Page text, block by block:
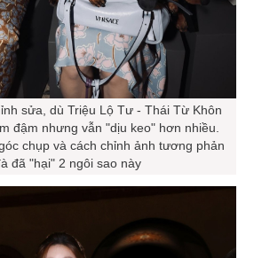
sửa, dù Triệu Lộ Tư - Thái Từ Khôn
đậm nhưng vẫn "dịu keo" hơn nhiều.
chụp và cách chỉnh ảnh tương phản
đã "hại" 2 ngôi sao này